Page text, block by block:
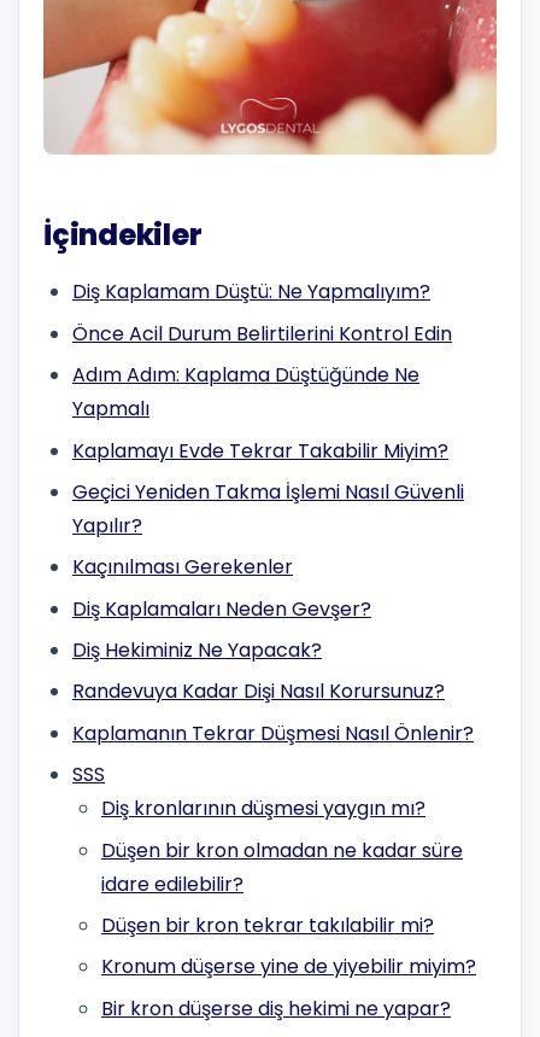
İçindekiler
Diş Kaplamam Düştü: Ne Yapmalıyım?
Önce Acil Durum Belirtilerini Kontrol Edin
Adım Adım: Kaplama Düştüğünde Ne
Yapmalı
Kaplamayı Evde Tekrar Takabilir Miyim?
Geçici Yeniden Takma İşlemi Nasıl Güvenli
Yapılır?
Kaçınılması Gerekenler
Diş Kaplamaları Neden Gevşer?
Diş Hekiminiz Ne Yapacak?
Randevuya Kadar Dişi Nasıl Korursunuz?
Kaplamanın Tekrar Düşmesi Nasıl Önlenir?
SSS
Diş kronlarının düşmesi yaygın mı?
Düşen bir kron olmadan ne kadar süre
idare edilebilir?
Düşen bir kron tekrar takılabilir mi?
Kronum düşerse yine de yiyebilir miyim?
Bir kron düşerse diş hekimi ne yapar?